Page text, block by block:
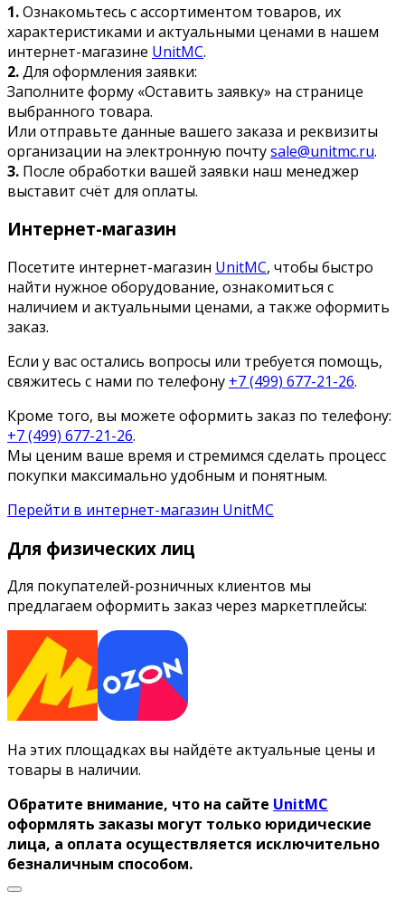
1.Ознакомьтесь с ассортиментом товаров, их
характеристиками и актуальными ценами в нашем
интернет-магазине UnitMC.
2.Для оформления заявки:
Заполните форму «Оставить заявку» на странице
выбранного товара.
Или отправьте данные вашего заказа и реквизиты
организации на электронную почтуsale@unitmc.ru.
3. После обработки вашей заявки наш менеджер
выставит счёт для оплаты.
Интернет-магазин
Посетите интернет-магазин UnitMC, чтобы быстро
найти нужное оборудование, ознакомиться с
наличием и актуальными ценами, а также оформить
заказ.
Если у вас остались вопросы или требуется помощь,
свяжитесь с нами по телефону +7 (499) 677-21-26.
Кроме того, вы можете оформить заказ по телефону:
+7 (499) 677-21-26.
Мы ценим ваше время и стремимся сделать процесс
покупки максимально удобным и понятным.
Перейти в интернет-магазин UnitMC
Для физических лиц
Для покупателей-розничных клиентов мы
предлагаем оформить заказ через маркетплейсы:
На этих площадках вы найдёте актуальные цены и
товары в наличии.
Обратите внимание, что на сайте UnitMC
оформлять заказы могут только юридические
лица, а оплата осуществляется исключительно
безналичным способом.